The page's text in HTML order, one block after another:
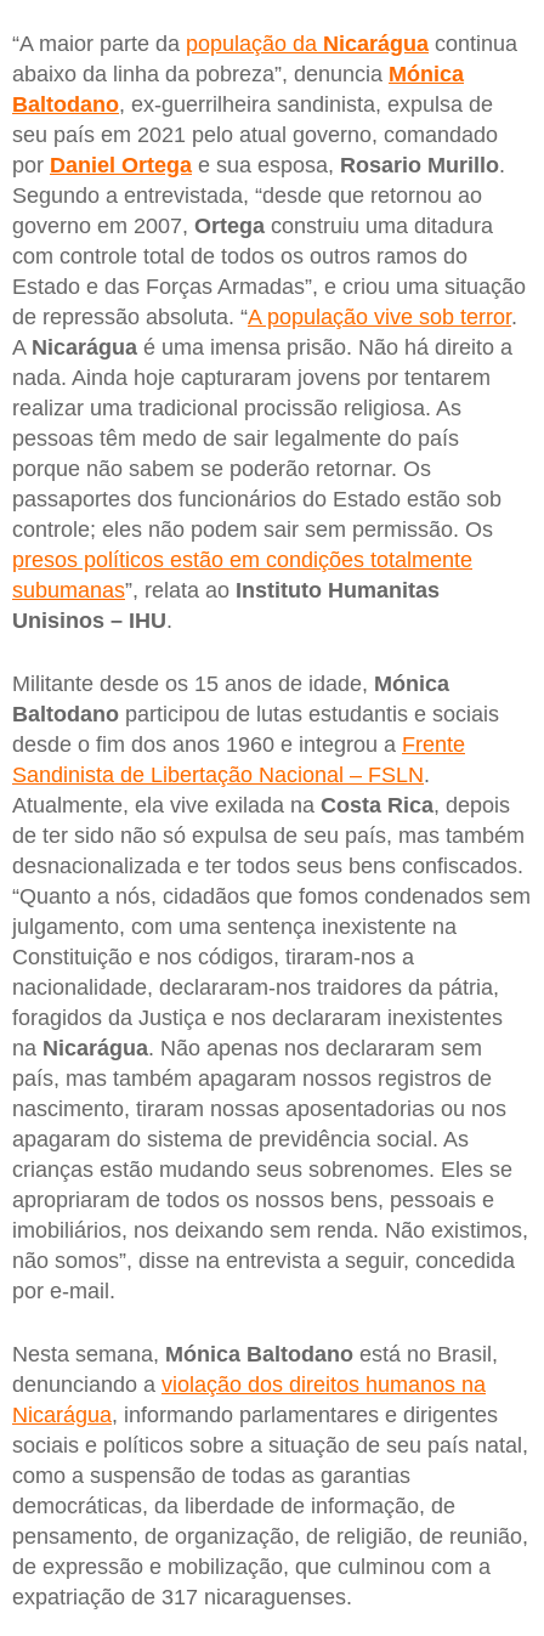
“A maior parte da população da Nicarágua continua
abaixo da linha da pobreza”, denuncia Mónica
Baltodano, ex-guerrilheira sandinista, expulsa de
seu país em 2021 pelo atual governo, comandado
por Daniel Ortega e sua esposa, Rosario Murillo.
Segundo a entrevistada, “desde que retornou ao
governo em 2007, Ortega construiu uma ditadura
com controle total de todos os outros ramos do
Estado e das Forças Armadas”, e criou uma situação
de repressão absoluta. “A população vive sob terror.
A Nicarágua é uma imensa prisão. Não há direito a
nada. Ainda hoje capturaram jovens por tentarem
realizar uma tradicional procissão religiosa. As
pessoas têm medo de sair legalmente do país
porque não sabem se poderão retornar. Os
passaportes dos funcionários do Estado estão sob
controle; eles não podem sair sem permissão. Os
presos políticos estão em condições totalmente
subumanas”, relata ao Instituto Humanitas
Unisinos – IHU.
Militante desde os 15 anos de idade, Mónica
Baltodano participou de lutas estudantis e sociais
desde o fim dos anos 1960 e integrou a Frente
Sandinista de Libertação Nacional – FSLN.
Atualmente, ela vive exilada na Costa Rica, depois
de ter sido não só expulsa de seu país, mas também
desnacionalizada e ter todos seus bens confiscados.
“Quanto a nós, cidadãos que fomos condenados sem
julgamento, com uma sentença inexistente na
Constituição e nos códigos, tiraram-nos a
nacionalidade, declararam-nos traidores da pátria,
foragidos da Justiça e nos declararam inexistentes
na Nicarágua. Não apenas nos declararam sem
país, mas também apagaram nossos registros de
nascimento, tiraram nossas aposentadorias ou nos
apagaram do sistema de previdência social. As
crianças estão mudando seus sobrenomes. Eles se
apropriaram de todos os nossos bens, pessoais e
imobiliários, nos deixando sem renda. Não existimos,
não somos”, disse na entrevista a seguir, concedida
por e-mail.
Nesta semana, Mónica Baltodano está no Brasil,
denunciando a violação dos direitos humanos na
Nicarágua, informando parlamentares e dirigentes
sociais e políticos sobre a situação de seu país natal,
como a suspensão de todas as garantias
democráticas, da liberdade de informação, de
pensamento, de organização, de religião, de reunião,
de expressão e mobilização, que culminou com a
expatriação de 317 nicaraguenses.